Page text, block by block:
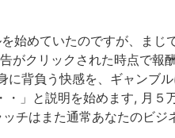
始めていたのですが、ま
がクリックされた時点で
背負う快感を、ギャンブ
」と説明を始めます, 月
チはまた通常あなたのビジ